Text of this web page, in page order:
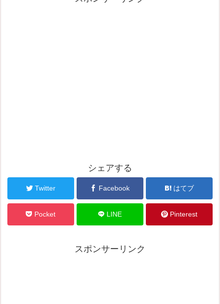
シェアする
Twitter Facebook はてブ
Pocket LINE Pinterest
スポンサーリンク